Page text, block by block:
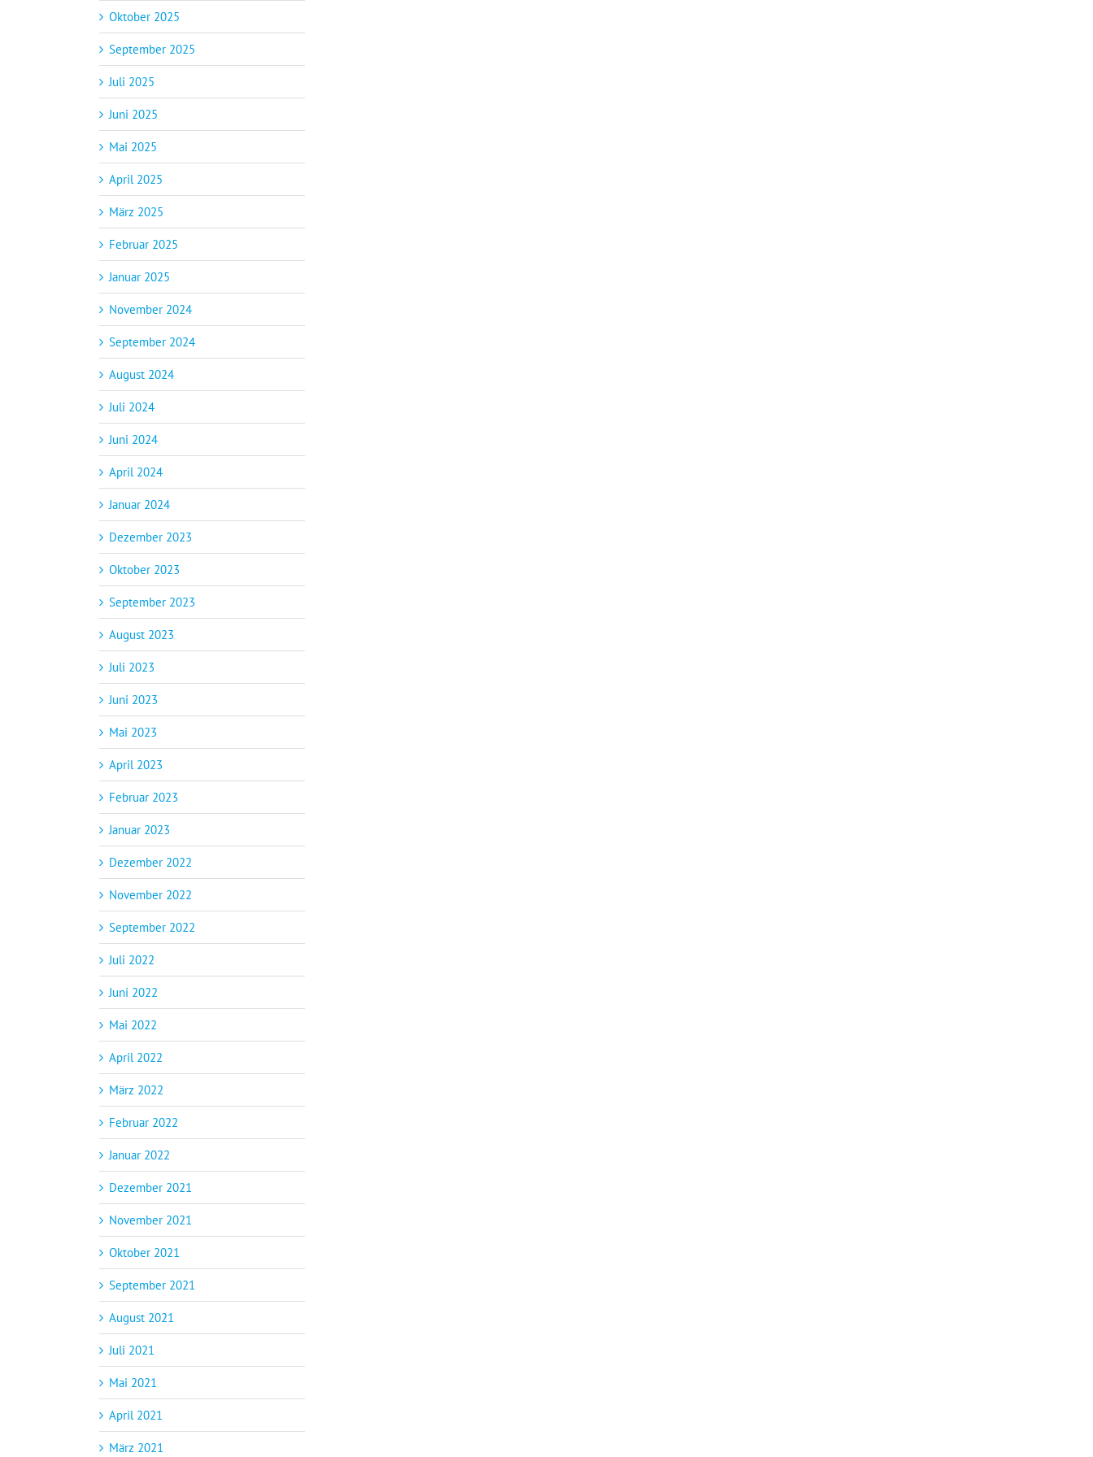
Oktober 2025
September 2025
Juli 2025
Juni 2025
Mai 2025
April 2025
März 2025
Februar 2025
Januar 2025
November 2024
September 2024
August 2024
Juli 2024
Juni 2024
April 2024
Januar 2024
Dezember 2023
Oktober 2023
September 2023
August 2023
Juli 2023
Juni 2023
Mai 2023
April 2023
Februar 2023
Januar 2023
Dezember 2022
November 2022
September 2022
Juli 2022
Juni 2022
Mai 2022
April 2022
März 2022
Februar 2022
Januar 2022
Dezember 2021
November 2021
Oktober 2021
September 2021
August 2021
Juli 2021
Mai 2021
April 2021
März 2021